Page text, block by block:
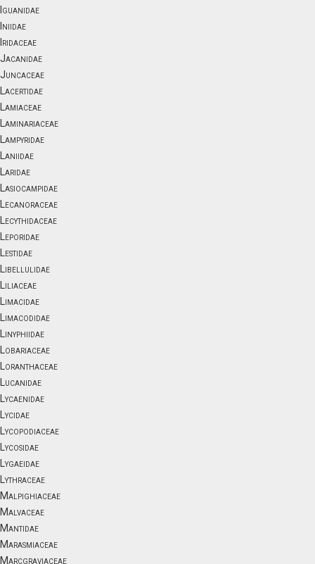
Iguanidae
Iniidae
Iridaceae
Jacanidae
Juncaceae
Lacertidae
Lamiaceae
Laminariaceae
Lampyridae
Laniidae
Laridae
Lasiocampidae
Lecanoraceae
Lecythidaceae
Leporidae
Lestidae
Libellulidae
Liliaceae
Limacidae
Limacodidae
Linyphiidae
Lobariaceae
Loranthaceae
Lucanidae
Lycaenidae
Lycidae
Lycopodiaceae
Lycosidae
Lygaeidae
Lythraceae
Malpighiaceae
Malvaceae
Mantidae
Marasmiaceae
Marcgraviaceae